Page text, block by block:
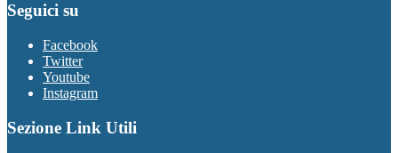
Seguici su
Facebook
Twitter
Youtube
Instagram
Sezione Link Utili